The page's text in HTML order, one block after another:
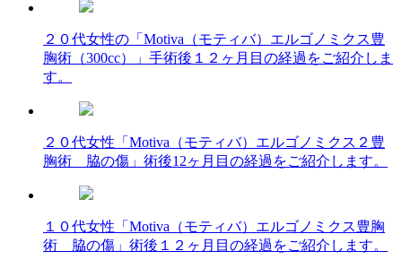
２０代女性の「Motiva（モティバ）エルゴノミクス豊
胸術（300cc）」手術後１２ヶ月目の経過をご紹介しま
す。
２０代女性「Motiva（モティバ）エルゴノミクス２豊
胸術 脇の傷」術後12ヶ月目の経過をご紹介します。
１０代女性「Motiva（モティバ）エルゴノミクス豊胸
術 脇の傷」術後１２ヶ月目の経過をご紹介します。